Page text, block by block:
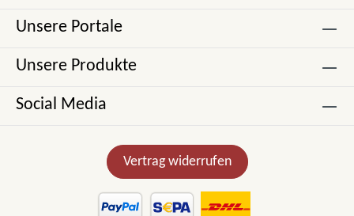
Unsere Portale
Unsere Produkte
Social Media
Vertrag widerrufen